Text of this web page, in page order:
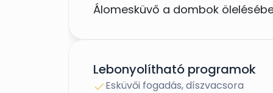
Álomesküvő a dombok
Egyedülálló hangulatunkkal,
különlegességeinkkel
Lebonyolítható programok
Esküvői fogadás, díszvacsora